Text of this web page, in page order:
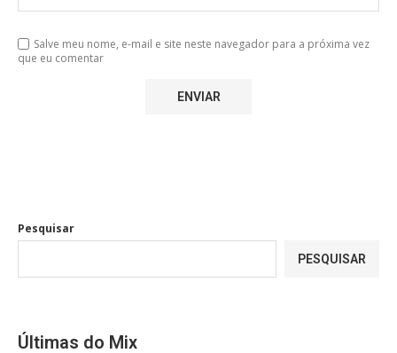
Salve meu nome, e-mail e site neste navegador para a próxima vez
que eu comentar
Pesquisar
PESQUISAR
Últimas do Mix